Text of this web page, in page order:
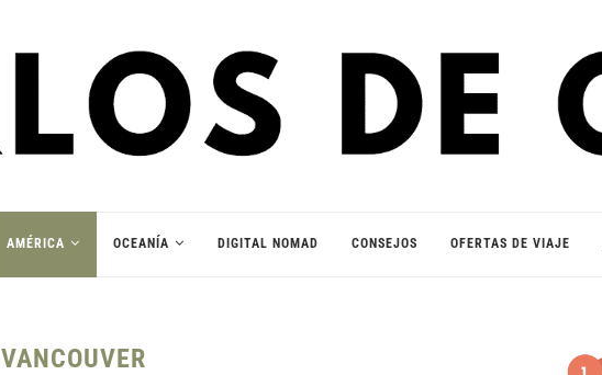
AMÉRICA OCEANÍA DIGITAL NOMAD CONSEJOS OFERTAS DE VIAJE
VANCOUVER